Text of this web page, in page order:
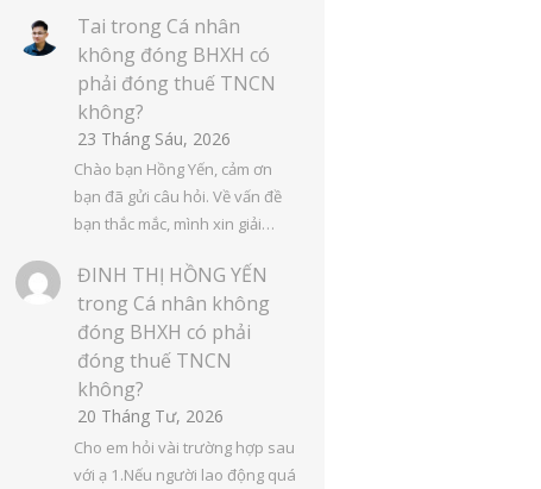
Tai trong Cá nhân
không đóng BHXH có
phải đóng thuế TNCN
không?
23 Tháng Sáu, 2026
Chào bạn Hồng Yến, cảm ơn
bạn đã gửi câu hỏi. Về vấn đề
bạn thắc mắc, mình xin giải…
ĐINH THỊ HỒNG YẾN
trong Cá nhân không
đóng BHXH có phải
đóng thuế TNCN
không?
20 Tháng Tư, 2026
Cho em hỏi vài trường hợp sau
với ạ 1.Nếu người lao động quá